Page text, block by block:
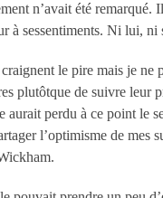
n’avait été
à sessentiments. Ni lui,
le pire mais je
plutôtque de suivre
perdu à ce point le
l’optimisme de